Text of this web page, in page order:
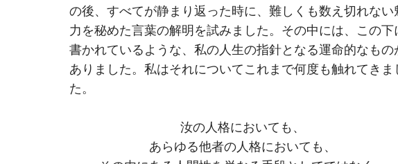
の後、すべてが静まり返った時に、難しくも数え切れない
力を秘めた言葉の解明を試みました。その中には、この下
書かれているような、私の人生の指針となる運命的なもの
ありました。私はそれについてこれまで何度も触れてきま
た。
汝の人格においても、
あらゆる他者の人格においても、